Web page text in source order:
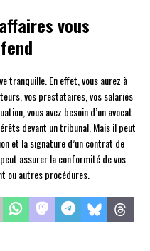
vous
tranquille. En effet, vous aurez à
vos prestataires, vos salariés
vous avez besoin d’un avocat
devant un tribunal. Mais il peut
et la signature d’un contrat de
assurer la conformité de vos
ou autres procédures.